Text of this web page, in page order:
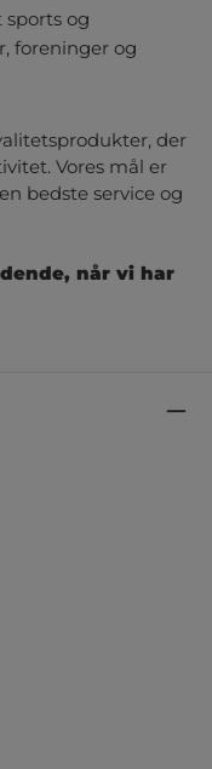
sports og
foreninger og
der
Vores mål er
bedste service og
når vi har